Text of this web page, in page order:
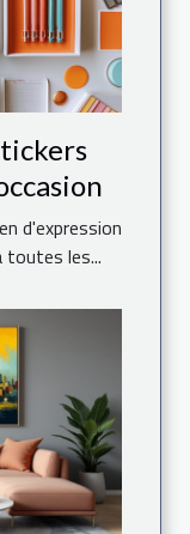
d'expression
les...